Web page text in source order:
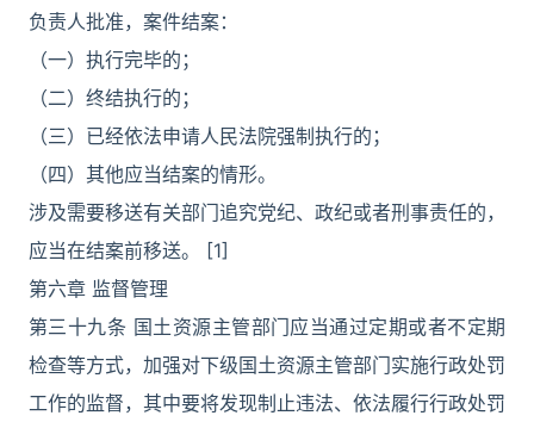
负责人批准，案件结案：
（一）执行完毕的；
（二）终结执行的；
（三）已经依法申请人民法院强制执行的；
（四）其他应当结案的情形。
涉及需要移送有关部门追究党纪、政纪或者刑事责任的，
应当在结案前移送。 [1]
第六章 监督管理
第三十九条 国土资源主管部门应当通过定期或者不定期
检查等方式，加强对下级国土资源主管部门实施行政处罚
工作的监督，其中要将发现制止违法、依法履行行政处罚